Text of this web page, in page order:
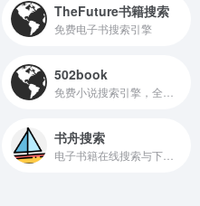
TheFuture书籍搜索
免费电子书搜索引擎
502book
书舟搜索